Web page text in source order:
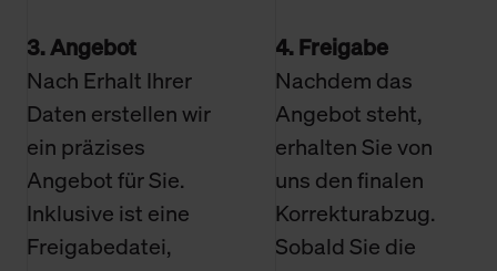
3. Angebot
Nach Erhalt Ihrer
Daten erstellen wir
ein präzises
Angebot für Sie.
Inklusive ist eine
Freigabedatei,
4. Freigabe
Nachdem das
Angebot steht,
erhalten Sie von
uns den finalen
Korrekturabzug.
Sobald Sie die